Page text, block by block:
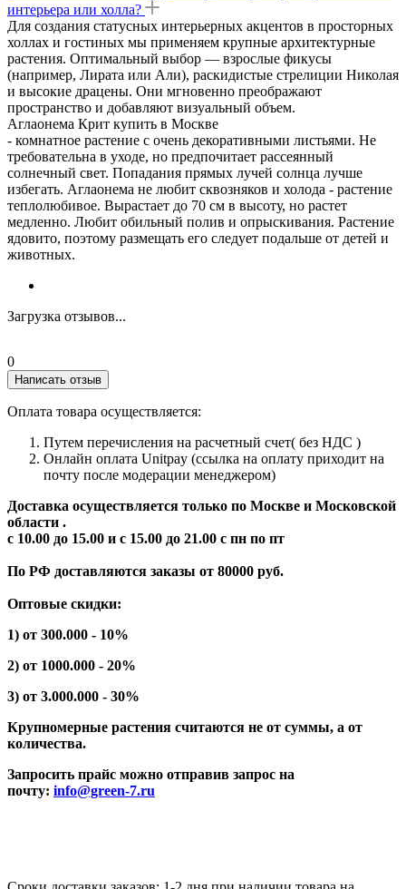
интерьера или холла?
Для создания статусных интерьерных акцентов в просторных
холлах и гостиных мы применяем крупные архитектурные
растения. Оптимальный выбор — взрослые фикусы
(например, Лирата или Али), раскидистые стрелиции Николая
и высокие драцены. Они мгновенно преображают
пространство и добавляют визуальный объем.
Аглаонема Крит купить в Москве
- комнатное растение с очень декоративными листьями. Не
требовательна в уходе, но предпочитает рассеянный
солнечный свет. Попадания прямых лучей солнца лучше
избегать. Аглаонема не любит сквозняков и холода - растение
теплолюбивое. Вырастает до 70 см в высоту, но растет
медленно. Любит обильный полив и опрыскивания. Растение
ядовито, поэтому размещать его следует подальше от детей и
животных.
Загрузка отзывов...
0
Написать отзыв
Оплата товара осуществляется:
Путем перечисления на расчетный счет( без НДС )
Онлайн оплата Unitpay (ссылка на оплату приходит на
почту после модерации менеджером)
Доставка осуществляется только по Москве и Московской
области .
с 10.00 до 15.00 и с 15.00 до 21.00 с пн по пт
По РФ доставляются заказы от 80000 руб.
Оптовые скидки:
1) от 300.000 - 10%
2) от 1000.000 - 20%
3) от 3.000.000 - 30%
Крупномерные растения считаются не от суммы, а от
количества.
Запросить прайс можно отправив запрос на
почту: info@green-7.ru